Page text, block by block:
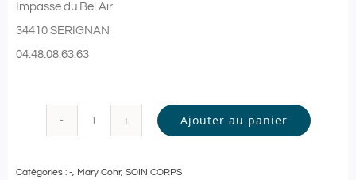
Impasse du Bel Air
34410 SERIGNAN
04.48.08.63.63
Ajouter au panier
Catégories : -, Mary Cohr, SOIN CORPS